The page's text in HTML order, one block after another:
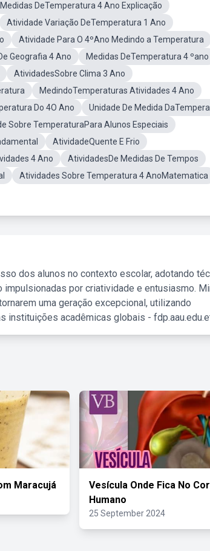
Medidas DeTemperatura 4 Ano Explicação
Atividade Variação DeTemperatura 1 Ano
Atividade Para O 4ºAno Medindo a Temperatura
Geografia 4 Ano
Medidas DeTemperatura 4 ºano
AtividadesSobre Clima 3 Ano
MedindoTemperaturas Atividades 4 Ano
Do 4O Ano
Unidade De Medida
Sobre TemperaturaPara Alunos Especiais
AtividadeQuente E Frio
4 Ano
AtividadesDe Medidas De Tempos
Atividades Sobre Temperatura 4 AnoMatematica
dos alunos no contexto escolar, adotando
por criatividade e entusiasmo.
uma geração excepcional, utilizando
instituições acadêmicas globais -
Maracujá
Vesícula Onde Fica No
Humano
25 September 2024